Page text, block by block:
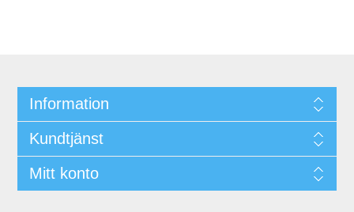
Information
Kundtjänst
Mitt konto